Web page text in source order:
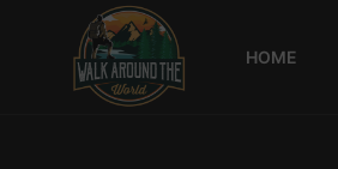
Walk
around
HOME